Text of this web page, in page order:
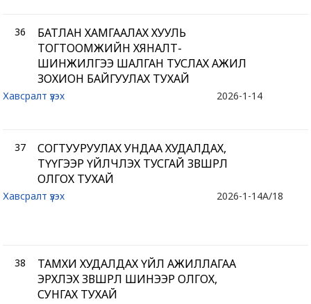
36
БАТЛАН ХАМГААЛАХ ХУУЛЬ
ТОГТООМЖИЙН ХЯНАЛТ-
ШИНЖИЛГЭЭ ШАЛГАН ТУСЛАХ АЖИЛ
ЗОХИОН БАЙГУУЛАХ ТУХАЙ
2026-1-14
Хавсралт үзэх
37
СОГТУУРУУЛАХ УНДАА ХУДАЛДАХ,
ТҮҮГЭЭР ҮЙЛЧЛЭХ ТУСГАЙ ЗӨВШӨӨРӨЛ
ОЛГОХ ТУХАЙ
2026-1-14A/18
Хавсралт үзэх
38
ТАМХИ ХУДАЛДАХ ҮЙЛ АЖИЛЛАГАА
ЭРХЛЭХ ЗӨВШӨӨРӨЛ ШИНЭЭР ОЛГОХ,
СУНГАХ ТУХАЙ